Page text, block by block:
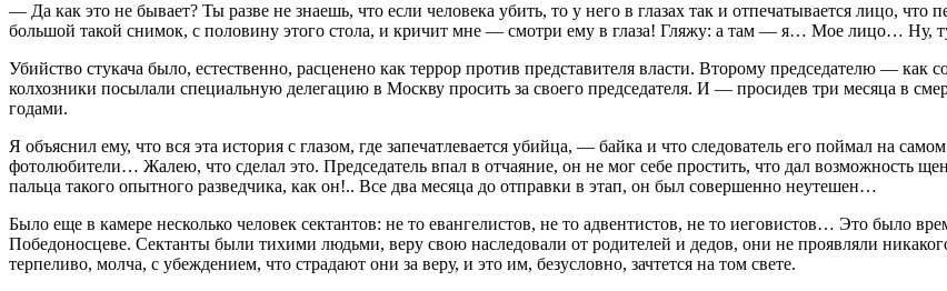
— Да как это не бывает? Ты разве не знаешь, что если человека убить, то у него в глазах так и отпечатывается лицо,
большой такой снимок, с половину этого стола, и кричит мне — смотри ему в глаза! Гляжу: а там — я… Мое лицо… Ну,
Убийство стукача было, естественно, расценено как террор против представителя власти. Второму председателю —
колхозники посылали специальную делегацию в Москву просить за своего председателя. И — просидев три месяца в
годами.
Я объяснил ему, что вся эта история с глазом, где запечатлевается убийца, — байка и что следователь его поймал на
фотолюбители… Жалею, что сделал это. Председатель впал в отчаяние, он не мог себе простить, что дал возможность
пальца такого опытного разведчика, как он!.. Все два месяца до отправки в этап, он был совершенно неутешен…
Было еще в камере несколько человек сектантов: не то евангелистов, не то адвентистов, не то иеговистов… Это было
Победоносцеве. Сектанты были тихими людьми, веру свою наследовали от родителей и дедов, они не проявляли
терпеливо, молча, с убеждением, что страдают они за веру, и это им, безусловно, зачтется на том свете.